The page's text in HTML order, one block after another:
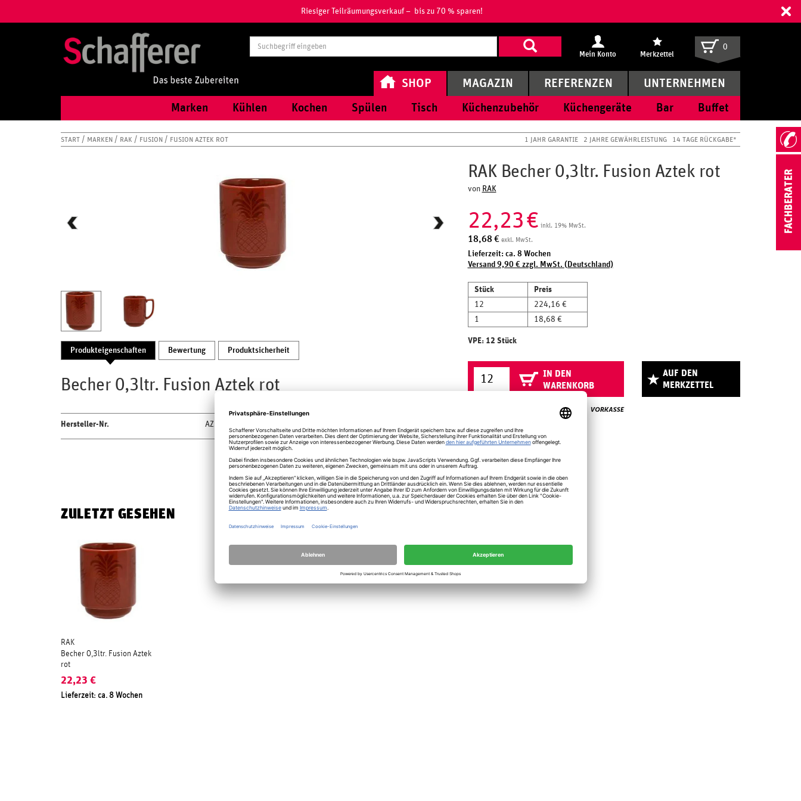
Riesiger Teilräumungsverkauf – bis zu 70 % sparen!
Suchbegriff
eingeben
Mein Konto Merkzettel
0
SHOP
Marken Kühlen Kochen Spülen Tisch Küchenzubehör Küchengeräte Bar Buffet
MAGAZIN REFERENZEN UNTERNEHMEN
START MARKEN RAK FUSION FUSION AZTEK ROT 1 JAHR GARANTIE 2 JAHRE GEWÄHRLEISTUNG 14 TAGE RÜCKGABE*
Produkteigenschaften Bewertung Produktsicherheit
Becher 0,3ltr. Fusion Aztek rot
Hersteller-Nr. AZSKSM30RD
RAK Becher 0,3ltr. Fusion Aztek rot
von RAK
22,23€ inkl. 19% MwSt.
18,68 € exkl. MwSt.
Lieferzeit: ca. 8 Wochen
Versand 9,90 € zzgl. MwSt. (Deutschland)
Stück
Preis
12
224,16 €
1
18,68 €
VPE: 12 Stück
IN DEN
WARENKORB
AUF DEN
MERKZETTEL
ZULETZT GESEHEN
RAK
Becher 0,3ltr. Fusion Aztek
rot
22,23 €
Lieferzeit: ca. 8 Wochen